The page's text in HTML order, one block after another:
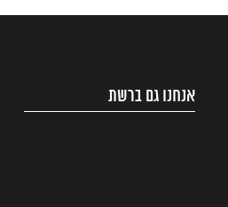
אנחנו גם ברשת